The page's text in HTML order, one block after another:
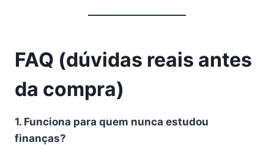
FAQ (dúvidas reais antes
da compra)
1. Funciona para quem nunca estudou
finanças?